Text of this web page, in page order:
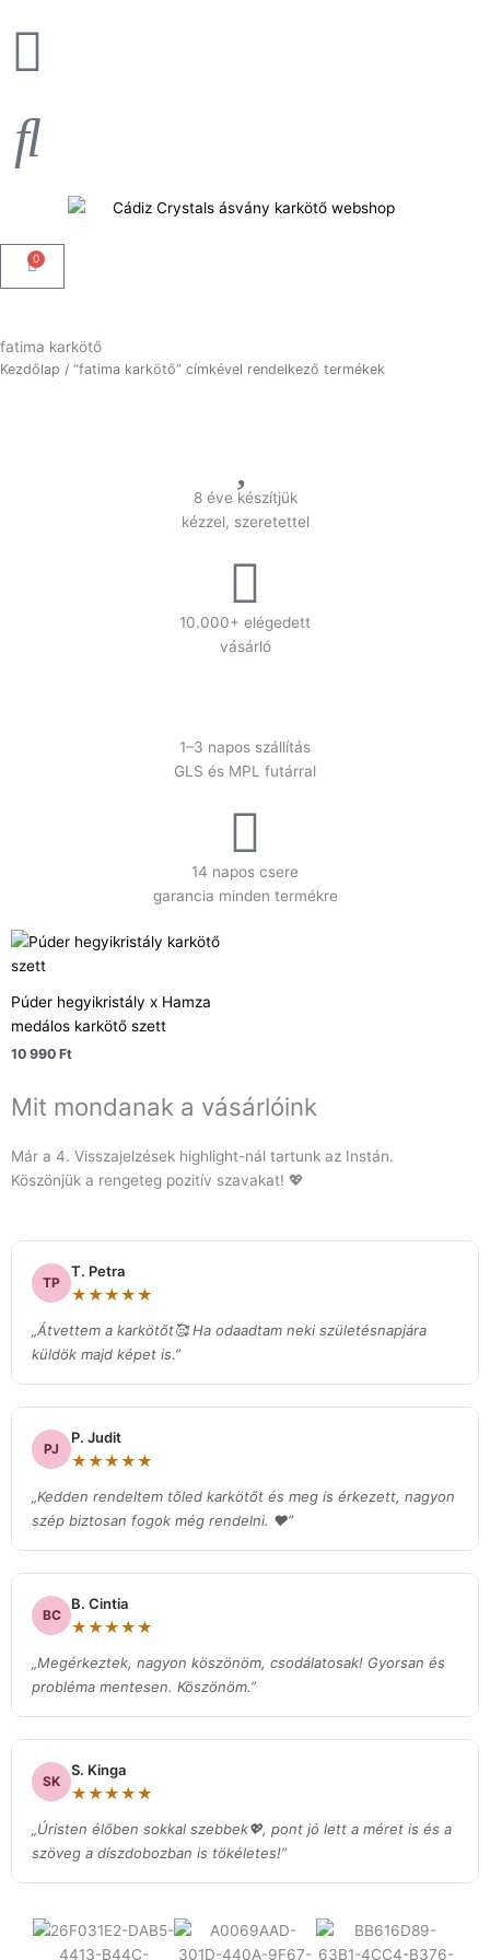
0
Kosár
fatima karkötő
Kezdőlap / “fatima karkötő” címkével rendelkező termékek
8 éve készítjük
kézzel, szeretettel
10.000+ elégedett
vásárló
1–3 napos szállítás
GLS és MPL futárral
14 napos csere
garancia minden termékre
Púder hegyikristály x Hamza
medálos karkötő szett
10 990 Ft
Mit mondanak a vásárlóink
Már a 4. Visszajelzések highlight-nál tartunk az Instán.
Köszönjük a rengeteg pozitív szavakat! 💖
TP
T. Petra
★★★★★
„Átvettem a karkötőt🥰 Ha odaadtam neki születésnapjára
küldök majd képet is.”
PJ
P. Judit
★★★★★
„Kedden rendeltem tőled karkötőt és meg is érkezett, nagyon
szép biztosan fogok még rendelni. ❤️”
BC
B. Cintia
★★★★★
„Megérkeztek, nagyon köszönöm, csodálatosak! Gyorsan és
probléma mentesen. Köszönöm.”
SK
S. Kinga
★★★★★
„Úristen élőben sokkal szebbek💖, pont jó lett a méret is és a
szöveg a díszdobozban is tökéletes!”